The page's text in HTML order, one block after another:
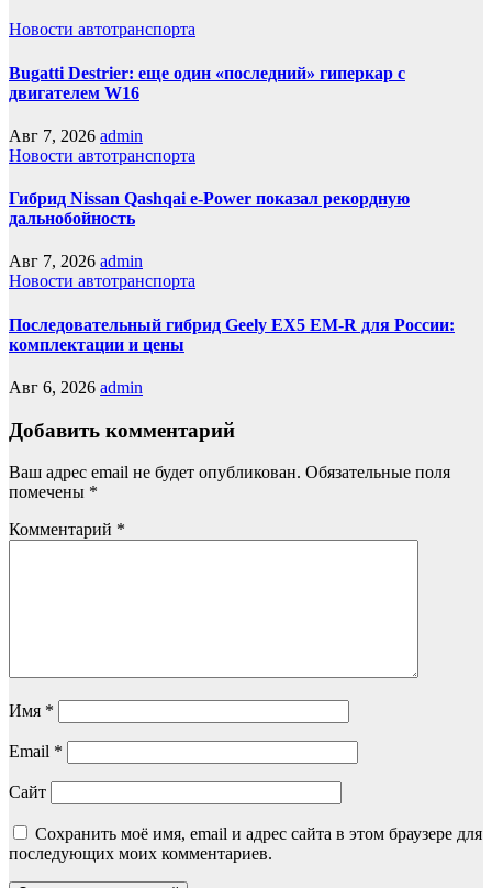
Новости автотранспорта
Bugatti Destrier: еще один «последний» гиперкар с
двигателем W16
Авг 7, 2026 admin
Новости автотранспорта
Гибрид Nissan Qashqai e-Power показал рекордную
дальнобойность
Авг 7, 2026 admin
Новости автотранспорта
Последовательный гибрид Geely EX5 EM-R для России:
комплектации и цены
Авг 6, 2026 admin
Добавить комментарий
Ваш адрес email не будет опубликован. Обязательные поля
помечены *
Комментарий *
Имя *
Email *
Сайт
Сохранить моё имя, email и адрес сайта в этом браузере для
последующих моих комментариев.